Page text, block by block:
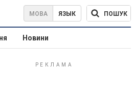
МОВА ЯЗЫК ПОШУК
Новини